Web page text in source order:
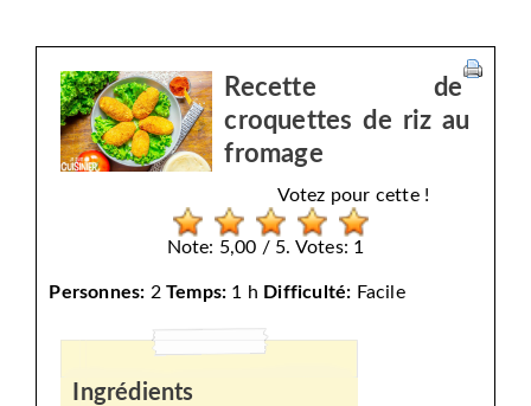
Recette de
croquettes de riz au
fromage
Votez pour cette !
Note: 5,00 / 5. Votes: 1
Personnes: 2 Temps: 1 h Difficulté: Facile
Ingrédients